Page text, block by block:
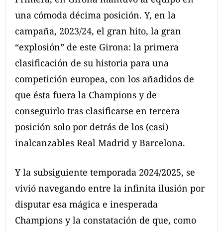
una cómoda décima posición. Y, en la
campaña, 2023/24, el gran hito, la gran
“explosión” de este Girona: la primera
clasificación de su historia para una
competición europea, con los añadidos de
que ésta fuera la Champions y de
conseguirlo tras clasificarse en tercera
posición solo por detrás de los (casi)
inalcanzables Real Madrid y Barcelona.
Y la subsiguiente temporada 2024/2025, se
vivió navegando entre la infinita ilusión por
disputar esa mágica e inesperada
Champions y la constatación de que, como